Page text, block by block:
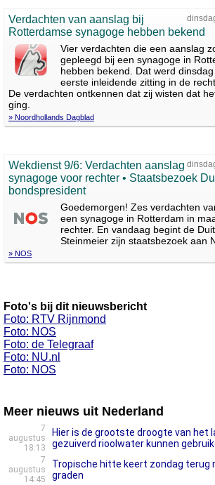
Verdachten van aanslag bij
Rotterdamse synagoge hebben bekend
Vier verdachten die een aanslag
gepleegd bij een synagoge in
hebben bekend. Dat werd
eerste inleidende zitting in de
De verdachten ontkennen dat zij wisten dat
ging.
» Noordhollands Dagblad
Wekdienst 9/6: Verdachten aanslag
synagoge voor rechter • Staatsbezoek
bondspresident
Goedemorgen! Zes verdachten
een synagoge in Rotterdam in
rechter. En vandaag begint de
Steinmeier zijn staatsbezoek aan
» NOS
Foto's bij dit nieuwsbericht
Foto: RTV Rijnmond
Foto: NOS
Foto: de Telegraaf
Foto: NU.nl
Foto: NOS
Meer nieuws uit Nederland
7
augustus
18:13
Hier is de grootste droogte van het
gezuiverd rioolwater kunnen
7
augustus
14:45
Tropische hitte keert zondag terug
graden